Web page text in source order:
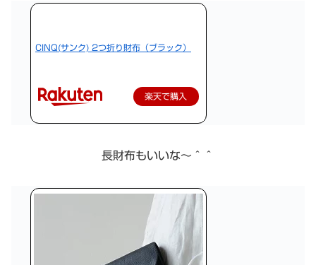
CINQ(サンク) 2つ折り財布（ブラック）
楽天で購入
長財布もいいな〜＾＾